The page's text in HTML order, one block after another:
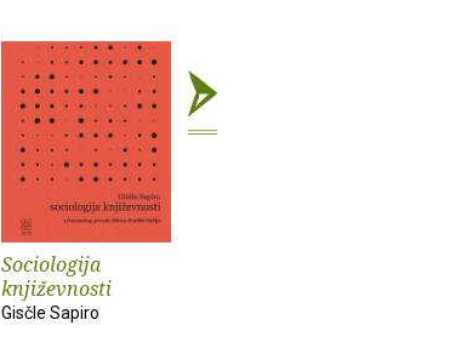
Sociologija
književnosti
Gisčle Sapiro